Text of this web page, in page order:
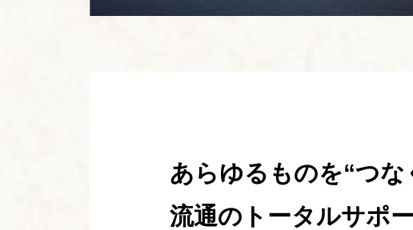
あらゆるものを“つな
流通のトータルサポ